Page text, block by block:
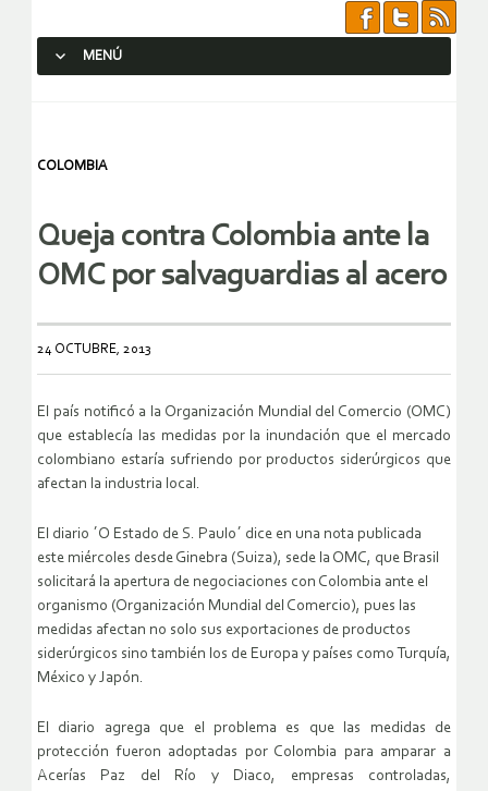
MENÚ
COLOMBIA
Queja contra Colombia ante la
OMC por salvaguardias al acero
24 OCTUBRE, 2013
El país notificó a la Organización Mundial del Comercio (OMC)
que establecía las medidas por la inundación que el mercado
colombiano estaría sufriendo por productos siderúrgicos que
afectan la industria local.
El diario ´O Estado de S. Paulo´ dice en una nota publicada
este miércoles desde Ginebra (Suiza), sede la OMC, que Brasil
solicitará la apertura de negociaciones con Colombia ante el
organismo (Organización Mundial del Comercio), pues las
medidas afectan no solo sus exportaciones de productos
siderúrgicos sino también los de Europa y países como Turquía,
México y Japón.
El diario agrega que el problema es que las medidas de
protección fueron adoptadas por Colombia para amparar a
Acerías Paz del Río y Diaco, empresas controladas,